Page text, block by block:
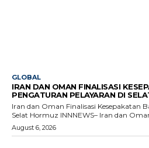
GLOBAL
IRAN DAN OMAN FINALISASI
PENGATURAN PELAYARAN DI
Iran dan Oman Finalisasi Kesepakatan
Selat Hormuz INNNEWS– Iran dan
August 6, 2026